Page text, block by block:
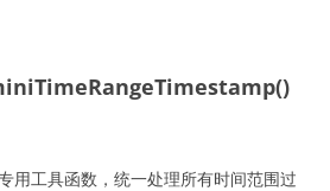
用工具函数，统一处理所有时间范围过